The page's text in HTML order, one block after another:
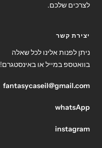
לצרכים שלכם.
יצירת קשר
ניתן לפנות אלינו לכל שאלה
בוואטספ במייל או באינסטגרם!
fantasycaseil@gmail.com
whatsApp
instagram